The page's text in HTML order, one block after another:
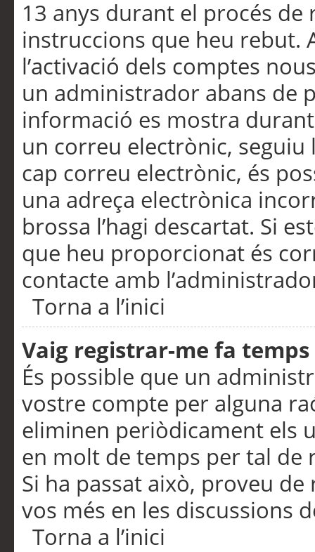
13 anys durant el procés de
instruccions que heu rebut.
l’activació dels comptes
un administrador abans de
informació es mostra
un correu electrònic,
cap correu electrònic, és
una adreça electrònica
brossa l’hagi descartat. Si
que heu proporcionat és
contacte amb
Torna a l’inici
Vaig registrar-me fa
És possible que un
vostre compte per alguna
eliminen periòdicament els
en molt de temps per tal de
Si ha passat això, proveu
vos més en les discussions
Torna a l’inici